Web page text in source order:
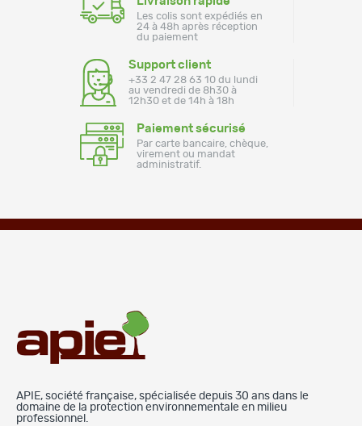
Les colis sont expédiés en
24 à 48h après réception
du paiement
Support client
+33 2 47 28 63 10 du lundi
au vendredi de 8h30 à
12h30 et de 14h à 18h
Paiement sécurisé
Par carte bancaire, chèque,
virement ou mandat
administratif.
APIE, société française, spécialisée depuis 30 ans dans le
domaine de la protection environnementale en milieu
professionnel.